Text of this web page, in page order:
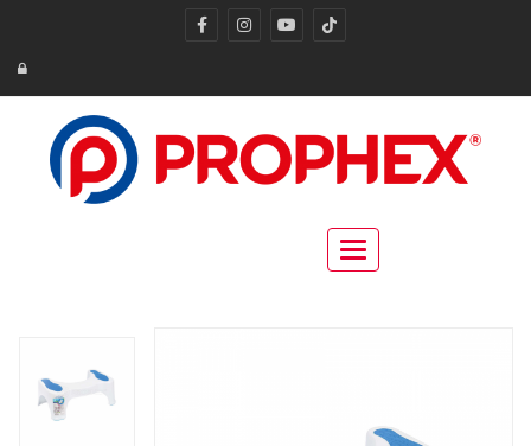
Toggle navigation